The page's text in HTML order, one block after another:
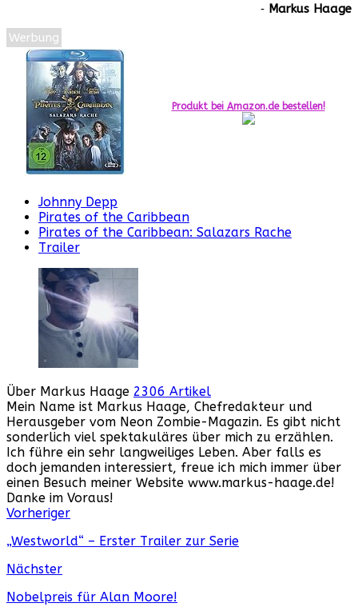
‐ Markus Haage
Werbung
Produkt bei Amazon.de bestellen!
Johnny Depp
Pirates of the Caribbean
Pirates of the Caribbean: Salazars Rache
Trailer
Über Markus Haage 2306 Artikel
Mein Name ist Markus Haage, Chefredakteur und
Herausgeber vom Neon Zombie-Magazin. Es gibt nicht
sonderlich viel spektakuläres über mich zu erzählen.
Ich führe ein sehr langweiliges Leben. Aber falls es
doch jemanden interessiert, freue ich mich immer über
einen Besuch meiner Website www.markus-haage.de!
Danke im Voraus!
Webseite
Facebook
Instagram
YouTube
Vorheriger
„Westworld“ – Erster Trailer zur Serie
Nächster
Nobelpreis für Alan Moore!